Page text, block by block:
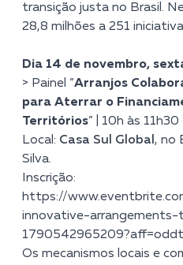
transição justa no Brasil.
28,8 milhões a 251
Dia 14 de novembro,
> Painel “Arranjos
para Aterrar o
Territórios” | 10h às 11h30
Local: Casa Sul Global , no
Silva.
Inscrição:
https://
innovative-
Os mecanismos locais e